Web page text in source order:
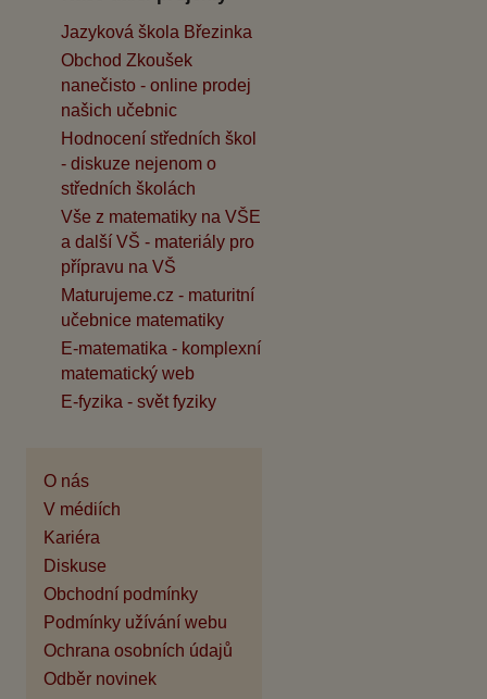
Jazyková škola Březinka
Obchod Zkoušek
nanečisto - online prodej
našich učebnic
Hodnocení středních škol
- diskuze nejenom o
středních školách
Vše z matematiky na VŠE
a další VŠ - materiály pro
přípravu na VŠ
Maturujeme.cz - maturitní
učebnice matematiky
E-matematika - komplexní
matematický web
E-fyzika - svět fyziky
O nás
V médiích
Kariéra
Diskuse
Obchodní podmínky
Podmínky užívání webu
Ochrana osobních údajů
Odběr novinek